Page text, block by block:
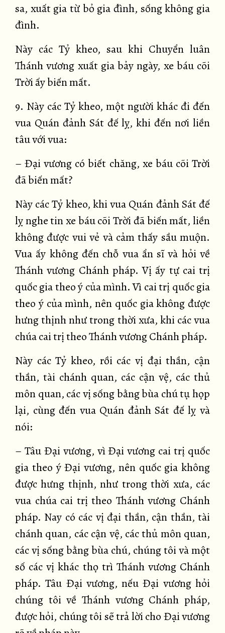
sa, xuất gia từ bỏ gia đình, sống không gia
đình.
Này các Tỷ kheo, sau khi Chuyển luân
Thánh vương xuất gia bảy ngày, xe báu cõi
Trời ấy biến mất.
9. Này các Tỷ kheo, một người khác đi đến
vua Quán đảnh Sát đế lỵ, khi đến nơi liền
tâu với vua:
– Đại vương có biết chăng, xe báu cõi Trời
đã biến mất?
Này các Tỷ kheo, khi vua Quán đảnh Sát đế
lỵ nghe tin xe báu cõi Trời đã biến mất, liền
không được vui vẻ và cảm thấy sầu muộn.
Vua ấy không đến chỗ vua ẩn sĩ và hỏi về
Thánh vương Chánh pháp. Vị ấy tự cai trị
quốc gia theo ý của mình. Vì cai trị quốc gia
theo ý của mình, nên quốc gia không được
hưng thịnh như trong thời xưa, khi các vua
chúa cai trị theo Thánh vương Chánh pháp.
Này các Tỷ kheo, rồi các vị đại thần, cận
thần, tài chánh quan, các cận vệ, các thủ
môn quan, các vị sống bằng bùa chú tụ họp
lại, cùng đến vua Quán đảnh Sát đế lỵ và
nói:
– Tâu Đại vương, vì Đại vương cai trị quốc
gia theo ý Đại vương, nên quốc gia không
được hưng thịnh, như trong thời xưa, các
vua chúa cai trị theo Thánh vương Chánh
pháp. Nay có các vị đại thần, cận thần, tài
chánh quan, các cận vệ, các thủ môn quan,
các vị sống bằng bùa chú, chúng tôi và một
số các vị khác thọ trì Thánh vương Chánh
pháp. Tâu Đại vương, nếu Đại vương hỏi
chúng tôi về Thánh vương Chánh pháp,
được hỏi, chúng tôi sẽ trả lời cho Đại vương